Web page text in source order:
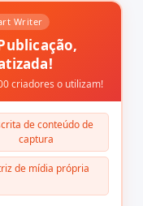
Writer
criadores o utilizam!
de conteúdo de
captura
de mídia própria